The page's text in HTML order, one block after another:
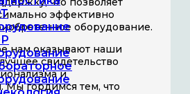
эффективно
оборудование.
нам оказывают наши
свидетельство
и
Мы гордимся тем, что